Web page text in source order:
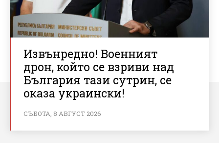
Извънредно! Военният
дрон, който се взриви над
България тази сутрин, се
оказа украински!
СЪБОТА, 8 АВГУСТ 2026